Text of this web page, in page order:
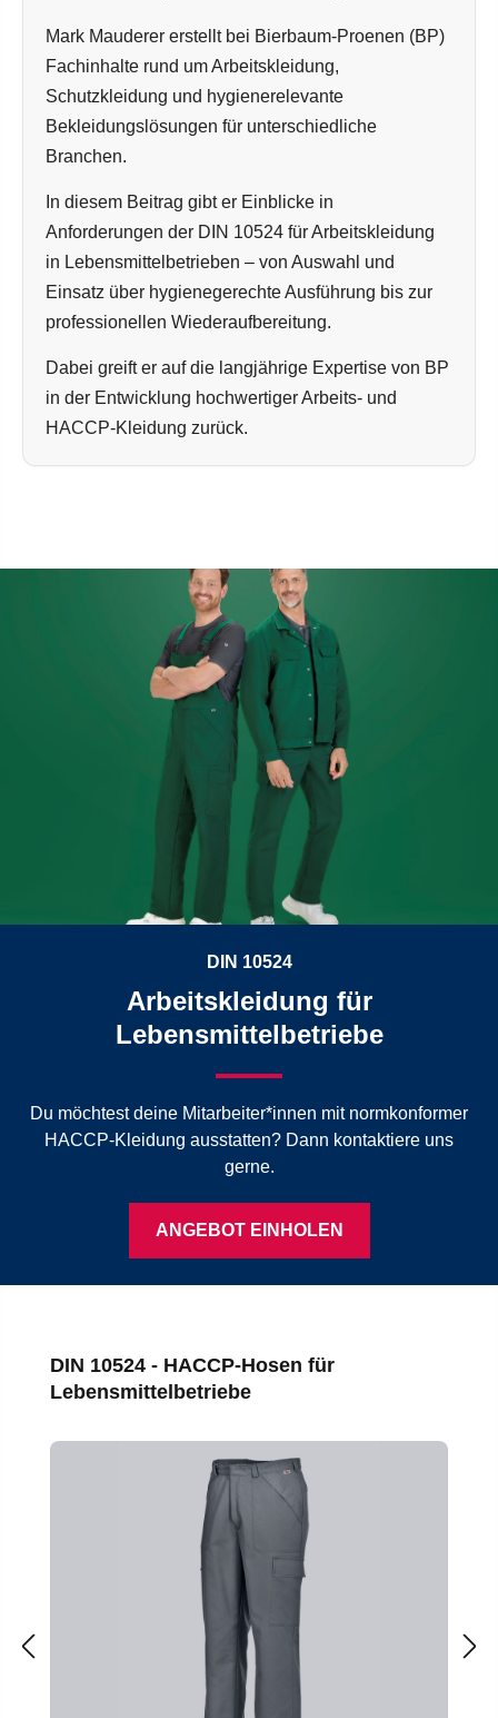
Mark Mauderer erstellt bei Bierbaum-Proenen (BP)
Fachinhalte rund um Arbeitskleidung,
Schutzkleidung und hygienerelevante
Bekleidungslösungen für unterschiedliche
Branchen.
In diesem Beitrag gibt er Einblicke in
Anforderungen der DIN 10524 für Arbeitskleidung
in Lebensmittelbetrieben – von Auswahl und
Einsatz über hygienegerechte Ausführung bis zur
professionellen Wiederaufbereitung.
Dabei greift er auf die langjährige Expertise von BP
in der Entwicklung hochwertiger Arbeits- und
HACCP-Kleidung zurück.
DIN 10524
Arbeitskleidung für
Lebensmittelbetriebe
Du möchtest deine Mitarbeiter*innen mit normkonformer
HACCP-Kleidung ausstatten? Dann kontaktiere uns
gerne.
ANGEBOT EINHOLEN
Produktgalerie überspringen
DIN 10524 - HACCP-Hosen für
Lebensmittelbetriebe